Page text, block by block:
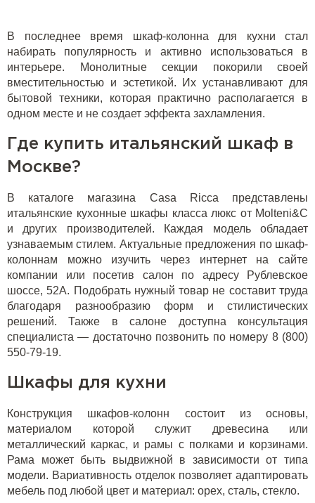
В последнее время шкаф-колонна для кухни стал
набирать популярность и активно использоваться в
интерьере. Монолитные секции покорили своей
вместительностью и эстетикой. Их устанавливают для
бытовой техники, которая практично располагается в
одном месте и не создает эффекта захламления.
Где купить итальянский шкаф в
Москве?
В каталоге магазина Casa Ricca представлены
итальянские кухонные шкафы класса люкс от Molteni&C
и других производителей. Каждая модель обладает
узнаваемым стилем. Актуальные предложения по шкаф-
колоннам можно изучить через интернет на сайте
компании или посетив салон по адресу Рублевское
шоссе, 52А. Подобрать нужный товар не составит труда
благодаря разнообразию форм и стилистических
решений. Также в салоне доступна консультация
специалиста — достаточно позвонить по номеру 8 (800)
550-79-19.
Шкафы для кухни
Конструкция шкафов-колонн состоит из основы,
материалом которой служит древесина или
металлический каркас, и рамы с полками и корзинами.
Рама может быть выдвижной в зависимости от типа
модели. Вариативность отделок позволяет адаптировать
мебель под любой цвет и материал: орех, сталь, стекло.